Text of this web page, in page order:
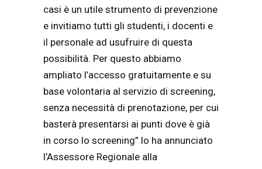
casi è un utile strumento di prevenzione
e invitiamo tutti gli studenti, i docenti e
il personale ad usufruire di questa
possibilità. Per questo abbiamo
ampliato l’accesso gratuitamente e su
base volontaria al servizio di screening,
senza necessità di prenotazione, per cui
basterà presentarsi ai punti dove è già
in corso lo screening” lo ha annunciato
l’Assessore Regionale alla